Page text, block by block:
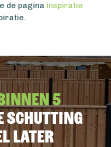
de pagina inspiratie
5
schutting
later